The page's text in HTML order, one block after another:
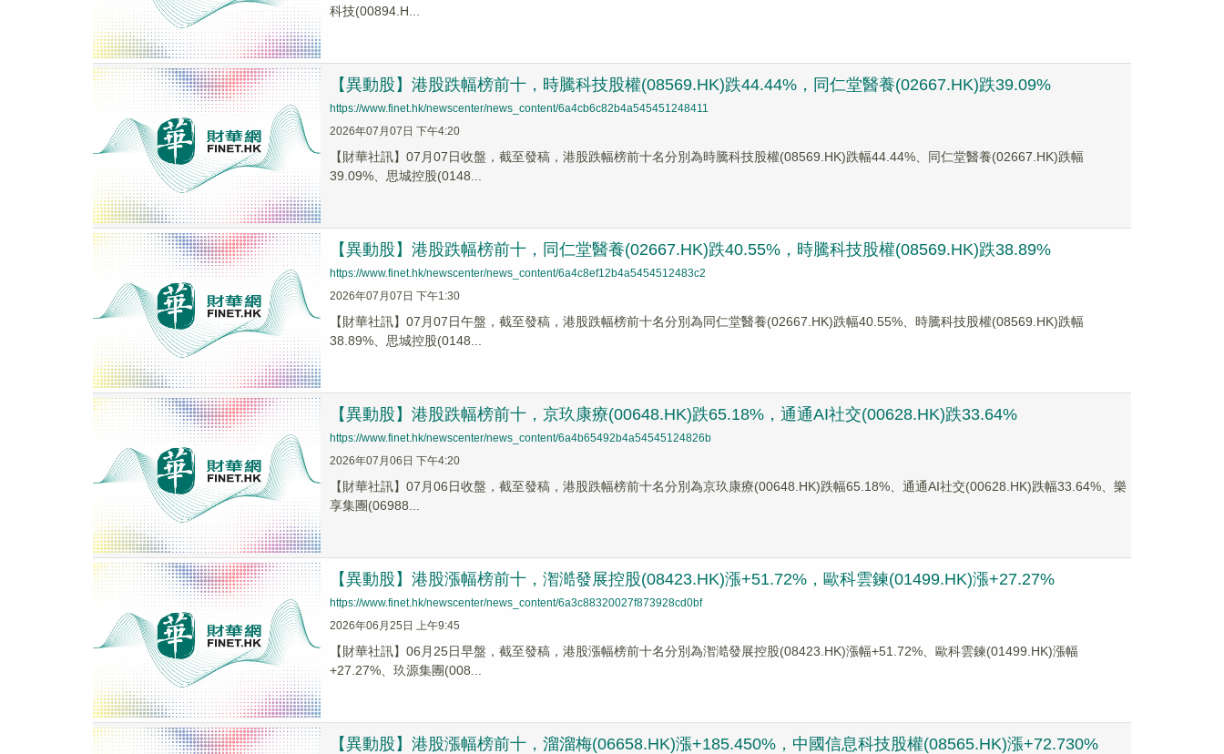
科技(00894.H...
【異動股】港股跌幅榜前十，時騰科技股權(08569.HK)跌44.44%，同仁堂醫養(02667.HK)跌39.09%
https://www.finet.hk/newscenter/news_content/6a4cb6c82b4a545451248411
2026年07月07日 下午4:20
【財華社訊】07月07日收盤，截至發稿，港股跌幅榜前十名分別為時騰科技股權(08569.HK)跌幅44.44%、同仁堂醫養(02667.HK)跌幅
39.09%、思城控股(0148...
【異動股】港股跌幅榜前十，同仁堂醫養(02667.HK)跌40.55%，時騰科技股權(08569.HK)跌38.89%
https://www.finet.hk/newscenter/news_content/6a4c8ef12b4a5454512483c2
2026年07月07日 下午1:30
【財華社訊】07月07日午盤，截至發稿，港股跌幅榜前十名分別為同仁堂醫養(02667.HK)跌幅40.55%、時騰科技股權(08569.HK)跌幅
38.89%、思城控股(0148...
【異動股】港股跌幅榜前十，京玖康療(00648.HK)跌65.18%，通通AI社交(00628.HK)跌33.64%
https://www.finet.hk/newscenter/news_content/6a4b65492b4a54545124826b
2026年07月06日 下午4:20
【財華社訊】07月06日收盤，截至發稿，港股跌幅榜前十名分別為京玖康療(00648.HK)跌幅65.18%、通通AI社交(00628.HK)跌幅33.64%、樂
享集團(06988...
【異動股】港股漲幅榜前十，潪澔發展控股(08423.HK)漲+51.72%，歐科雲鍊(01499.HK)漲+27.27%
https://www.finet.hk/newscenter/news_content/6a3c88320027f873928cd0bf
2026年06月25日 上午9:45
【財華社訊】06月25日早盤，截至發稿，港股漲幅榜前十名分別為潪澔發展控股(08423.HK)漲幅+51.72%、歐科雲鍊(01499.HK)漲幅
+27.27%、玖源集團(008...
【異動股】港股漲幅榜前十，溜溜梅(06658.HK)漲+185.450%，中國信息科技股權(08565.HK)漲+72.730%